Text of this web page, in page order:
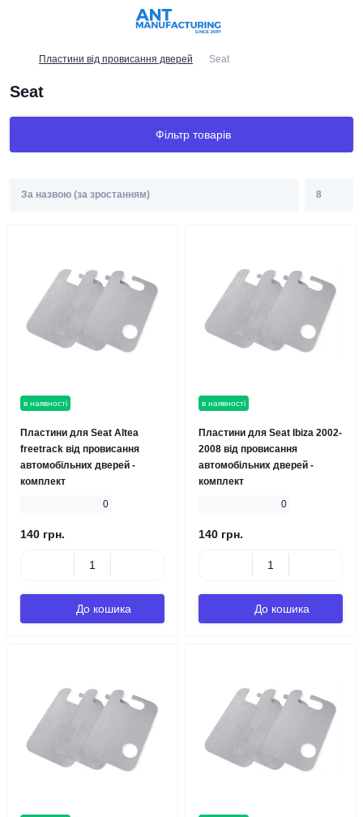
Пластини від провисання дверей Seat
Seat
Фільтр товарів
в наявності
Пластини для Seat Altea
freetrack від провисання
автомобільних дверей -
комплект
0
140 грн.
До кошика
в наявності
Пластини для Seat Ibizа 2002-
2008 від провисання
автомобільних дверей -
комплект
0
140 грн.
До кошика